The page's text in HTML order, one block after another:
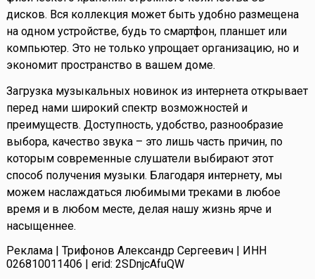
дисков. Вся коллекция может быть удобно размещена
на одном устройстве, будь то смартфон, планшет или
компьютер. Это не только упрощает организацию, но и
экономит пространство в вашем доме.
Загрузка музыкальных новинок из интернета открывает
перед нами широкий спектр возможностей и
преимуществ. Доступность, удобство, разнообразие
выбора, качество звука – это лишь часть причин, по
которым современные слушатели выбирают этот
способ получения музыки. Благодаря интернету, мы
можем наслаждаться любимыми треками в любое
время и в любом месте, делая нашу жизнь ярче и
насыщеннее.
Реклама | Трифонов Александр Сергеевич | ИНН
026810011406 | erid: 2SDnjcAfuQW